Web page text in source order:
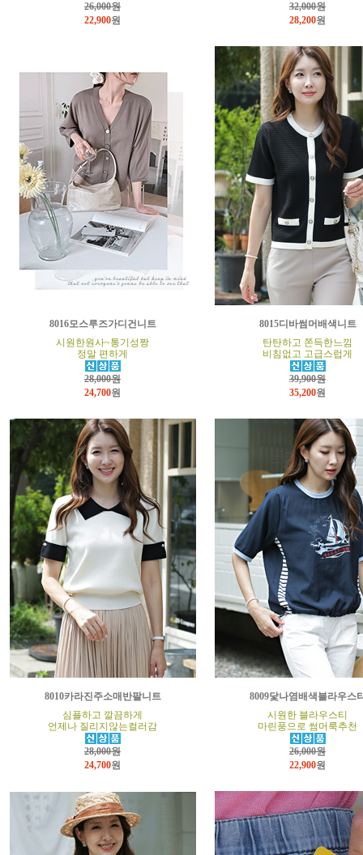
26,000원
22,900원
32,000원
28,200원
8016모스루즈가디건니트
시원한원사~통기성짱
정말 편하게
28,000원
24,700원
8015디바썸머배색니트
탄탄하고 쫀득한느낌
비침없고 고급스럽게
39,900원
35,200원
8010카라진주소매반팔니트
심플하고 깔끔하게
언제나 질리지않는컬러감
28,000원
24,700원
8009닻나염배색블라우스
시원한 블라우스티
마린풍으로 썸머룩추천
26,000원
22,900원